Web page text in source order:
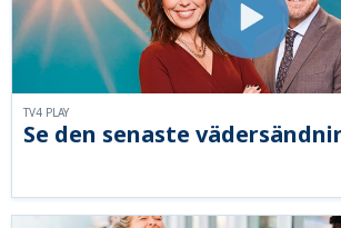
Se den senaste
TV4 PLAY